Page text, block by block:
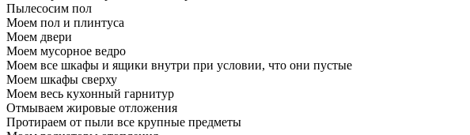
Пылесосим пол
Моем пол и плинтуса
Моем двери
Моем мусорное ведро
Моем все шкафы и ящики внутри при условии, что они пустые
Моем шкафы сверху
Моем весь кухонный гарнитур
Отмываем жировые отложения
Протираем от пыли все крупные предметы